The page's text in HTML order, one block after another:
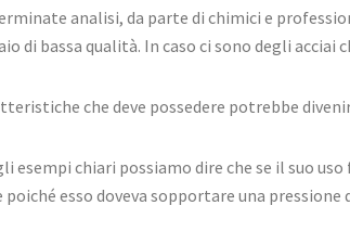
analisi, da parte di chimici e
di bassa qualità. In caso ci sono degli
che deve possedere potrebbe
esempi chiari possiamo dire che se il suo
poiché esso doveva sopportare una